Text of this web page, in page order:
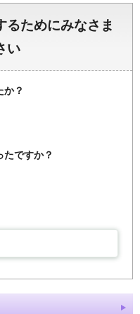
るためにみなさま
い
か？
たですか？